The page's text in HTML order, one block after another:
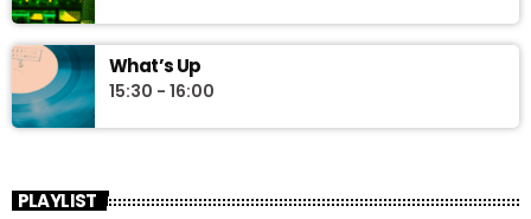
What’s Up
15:30 - 16:00
PLAYLIST